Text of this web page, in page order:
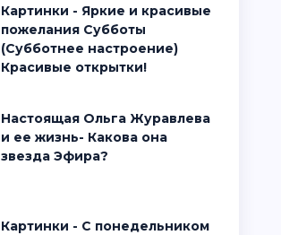
Картинки - Яркие и красивые
пожелания Субботы
(Субботнее настроение)
Красивые открытки!
Настоящая Ольга Журавлева
и ее жизнь- Какова она
звезда Эфира?
Картинки - С понедельником